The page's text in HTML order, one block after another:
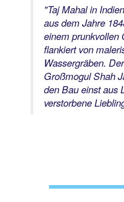
"Taj Mahal in
aus dem Jahre
einem prunkvollen
flankiert von
Wassergräben.
Großmogul Shah
den Bau einst aus
verstorbene